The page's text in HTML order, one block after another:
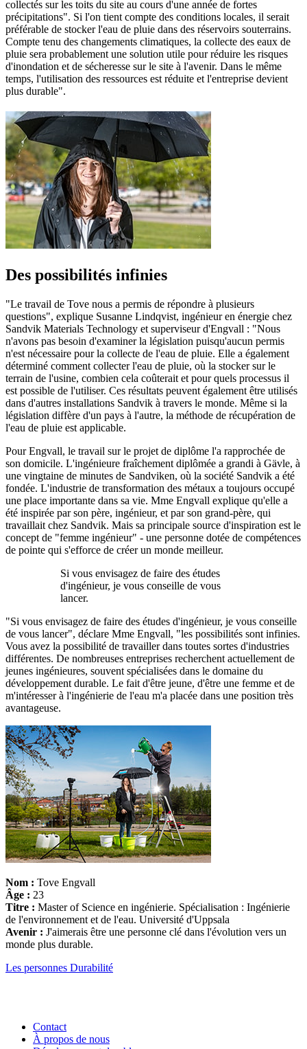
collectés sur les toits du site au cours d'une année de fortes
précipitations". Si l'on tient compte des conditions locales, il serait
préférable de stocker l'eau de pluie dans des réservoirs souterrains.
Compte tenu des changements climatiques, la collecte des eaux de
pluie sera probablement une solution utile pour réduire les risques
d'inondation et de sécheresse sur le site à l'avenir. Dans le même
temps, l'utilisation des ressources est réduite et l'entreprise devient
plus durable".
Des possibilités infinies
"Le travail de Tove nous a permis de répondre à plusieurs
questions", explique Susanne Lindqvist, ingénieur en énergie chez
Sandvik Materials Technology et superviseur d'Engvall : "Nous
n'avons pas besoin d'examiner la législation puisqu'aucun permis
n'est nécessaire pour la collecte de l'eau de pluie. Elle a également
déterminé comment collecter l'eau de pluie, où la stocker sur le
terrain de l'usine, combien cela coûterait et pour quels processus il
est possible de l'utiliser. Ces résultats peuvent également être utilisés
dans d'autres installations Sandvik à travers le monde. Même si la
législation diffère d'un pays à l'autre, la méthode de récupération de
l'eau de pluie est applicable.
Pour Engvall, le travail sur le projet de diplôme l'a rapprochée de
son domicile. L'ingénieure fraîchement diplômée a grandi à Gävle, à
une vingtaine de minutes de Sandviken, où la société Sandvik a été
fondée. L'industrie de transformation des métaux a toujours occupé
une place importante dans sa vie. Mme Engvall explique qu'elle a
été inspirée par son père, ingénieur, et par son grand-père, qui
travaillait chez Sandvik. Mais sa principale source d'inspiration est le
concept de "femme ingénieur" - une personne dotée de compétences
de pointe qui s'efforce de créer un monde meilleur.
Si vous envisagez de faire des études
d'ingénieur, je vous conseille de vous
lancer.
"Si vous envisagez de faire des études d'ingénieur, je vous conseille
de vous lancer", déclare Mme Engvall, "les possibilités sont infinies.
Vous avez la possibilité de travailler dans toutes sortes d'industries
différentes. De nombreuses entreprises recherchent actuellement de
jeunes ingénieures, souvent spécialisées dans le domaine du
développement durable. Le fait d'être jeune, d'être une femme et de
m'intéresser à l'ingénierie de l'eau m'a placée dans une position très
avantageuse.
Nom : Tove Engvall
Âge : 23
Titre : Master of Science en ingénierie. Spécialisation : Ingénierie
de l'environnement et de l'eau. Université d'Uppsala
Avenir : J'aimerais être une personne clé dans l'évolution vers un
monde plus durable.
Les personnes Durabilité
Contact
À propos de nous